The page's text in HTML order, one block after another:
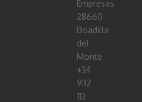
Empresas
28660
Boadilla
del
Monte
+34
932
113